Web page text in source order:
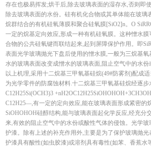
存在也极易挥发;烘干后,除去玻璃表面的湿存水,否则即
除去玻璃表面的水份。硅有机化合物或其单体能在玻璃
烷群结合的有机硅氧薄膜和聚合硅氧膜[SiO2]n。O
一定的烷基定向效应,形成一种有机硅氧膜。这种憎水
合物的公共硅氧键而联结起来,起到屏障保护作用。即
表面光学玻璃抛光下盘后使用的憎水膜,一般为三烷基氧
水的玻璃表面改变成憎水的玻璃表面,阻止空气中的水
以上机理,采用十二烷基三甲氧基硅烷(49#防雾剂)配成
为光学零件的防腐蚀材料.十二烷基三甲氧基硅烷经逐
C12H25Si(OCH3)3
C12H25—,有一定的定向效应,能在玻璃表面形成紧密的
SiOHOHOH硅醇结构,能与玻璃表面起化学反应,经充分
来,有效的阻止空气中的水份或酸性气体的侵蚀。光学
护漆。除有上述的补充作用外,主要是为了保护玻璃抛
护漆具有酸性(如虫胶漆)或溶剂具有毒性(如苯、香蕉水